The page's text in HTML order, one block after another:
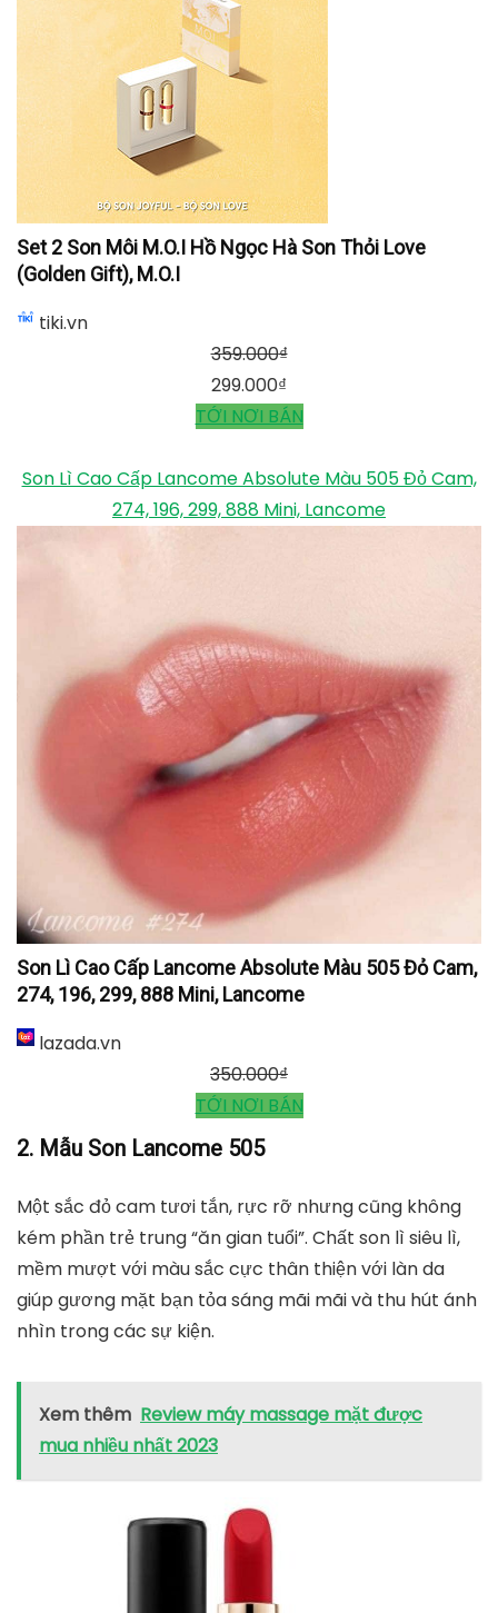
Set 2 Son Môi M.O.I Hồ Ngọc Hà Son Thỏi Love
(Golden Gift), M.O.I
tiki.vn
359.000₫
299.000₫
TỚI NƠI BÁN
Son Lì Cao Cấp Lancome Absolute Màu 505 Đỏ Cam,
274, 196, 299, 888 Mini, Lancome
Son Lì Cao Cấp Lancome Absolute Màu 505 Đỏ Cam,
274, 196, 299, 888 Mini, Lancome
lazada.vn
350.000₫
TỚI NƠI BÁN
2. Mẫu Son Lancome 505
Một sắc đỏ cam tươi tắn, rực rỡ nhưng cũng không
kém phần trẻ trung “ăn gian tuổi”. Chất son lì siêu lì,
mềm mượt với màu sắc cực thân thiện với làn da
giúp gương mặt bạn tỏa sáng mãi mãi và thu hút ánh
nhìn trong các sự kiện.
Xem thêm Review máy massage mặt được
mua nhiều nhất 2023